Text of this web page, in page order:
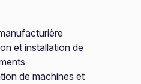
et installation de
de machines et